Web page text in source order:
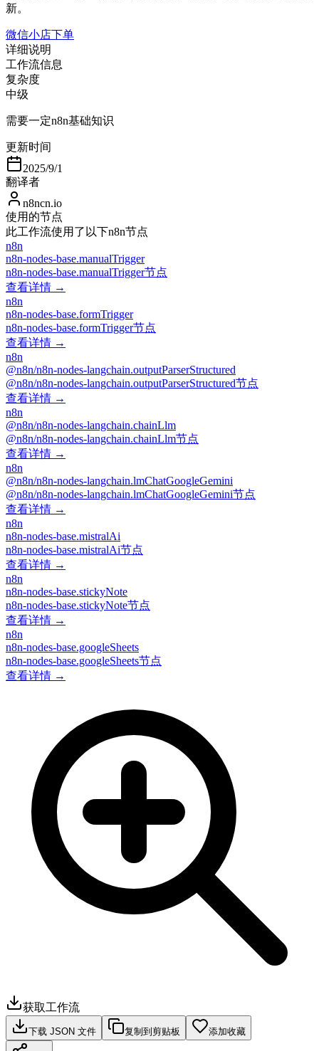
新。
微信小店下单
详细说明
工作流信息
复杂度
中级
需要一定n8n基础知识
更新时间
2025/9/1
翻译者
n8ncn.io
使用的节点
此工作流使用了以下n8n节点
n8n
n8n-nodes-base.manualTrigger
n8n-nodes-base.manualTrigger节点
查看详情 →
n8n
n8n-nodes-base.formTrigger
n8n-nodes-base.formTrigger节点
查看详情 →
n8n
@n8n/n8n-nodes-langchain.outputParserStructured
@n8n/n8n-nodes-langchain.outputParserStructured节点
查看详情 →
n8n
@n8n/n8n-nodes-langchain.chainLlm
@n8n/n8n-nodes-langchain.chainLlm节点
查看详情 →
n8n
@n8n/n8n-nodes-langchain.lmChatGoogleGemini
@n8n/n8n-nodes-langchain.lmChatGoogleGemini节点
查看详情 →
n8n
n8n-nodes-base.mistralAi
n8n-nodes-base.mistralAi节点
查看详情 →
n8n
n8n-nodes-base.stickyNote
n8n-nodes-base.stickyNote节点
查看详情 →
n8n
n8n-nodes-base.googleSheets
n8n-nodes-base.googleSheets节点
查看详情 →
获取工作流
下载 JSON 文件 复制到剪贴板 添加收藏